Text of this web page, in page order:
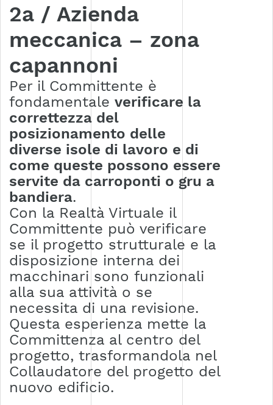
2a / Azienda
meccanica – zona
capannoni
Per il Committente è
fondamentale verificare la
correttezza del
posizionamento delle
diverse isole di lavoro e di
come queste possono essere
servite da carroponti o gru a
bandiera.
Con la Realtà Virtuale il
Committente può verificare
se il progetto strutturale e la
disposizione interna dei
macchinari sono funzionali
alla sua attività o se
necessita di una revisione.
Questa esperienza mette la
Committenza al centro del
progetto, trasformandola nel
Collaudatore del progetto del
nuovo edificio.